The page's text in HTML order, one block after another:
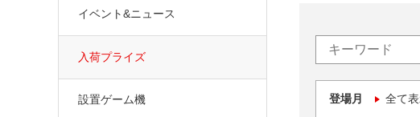
登場月 全て
イベント&ニュース
入荷プライズ
設置ゲーム機